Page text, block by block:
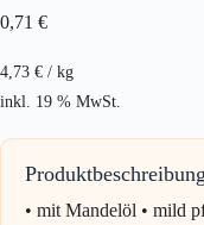
0,71 €
4,73 € / kg
inkl. 19 % MwSt.
Produktbeschreibung
• mit Mandelöl • mild